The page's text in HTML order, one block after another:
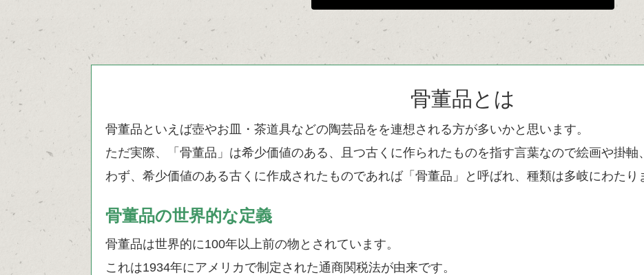
骨董品とは
骨董品といえば壺やお皿・茶道具などの陶芸品をを連想される方が多いかと思います。
ただ実際、「骨董品」は希少価値のある、且つ古くに作られたものを指す言葉なので絵画や掛
わず、希少価値のある古くに作成されたものであれば「骨董品」と呼ばれ、種類は多岐にわたり
骨董品の世界的な定義
骨董品は世界的に100年以上前の物とされています。
これは1934年にアメリカで制定された通商関税法が由来です。